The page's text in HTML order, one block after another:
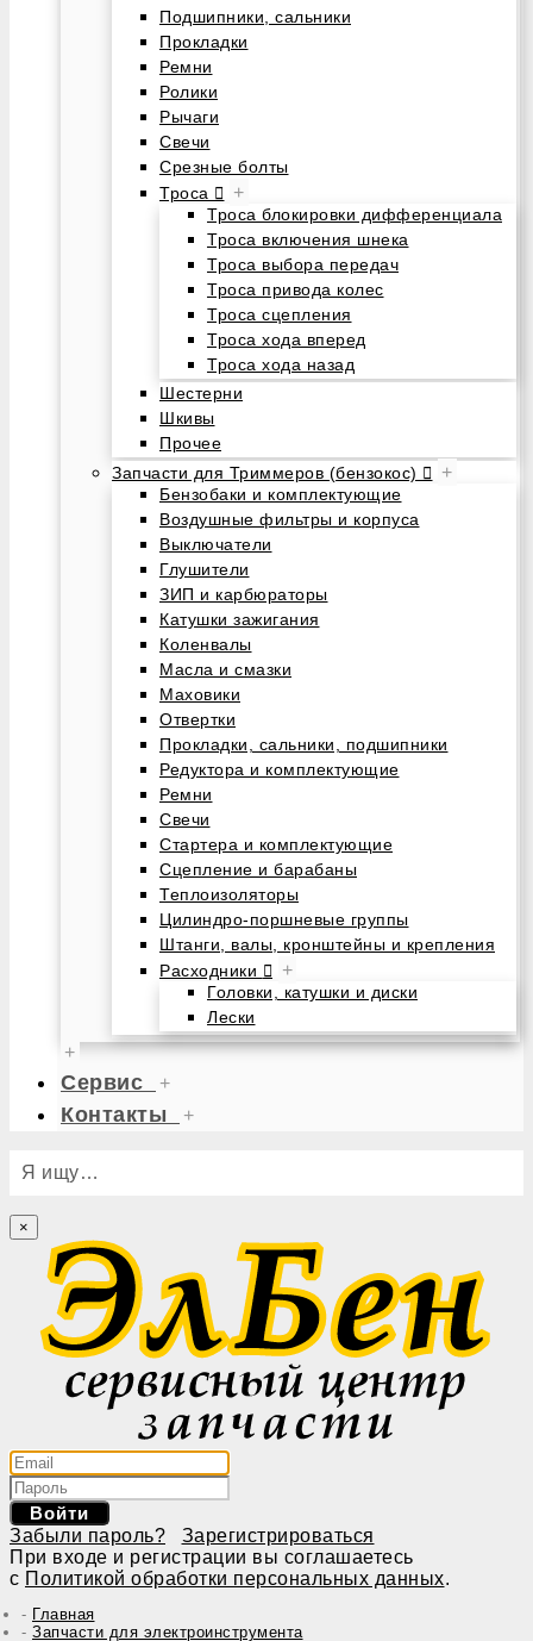
Подшипники, сальники
Прокладки
Ремни
Ролики
Рычаги
Свечи
Срезные болты
Троса
+
Троса блокировки дифференциала
Троса включения шнека
Троса выбора передач
Троса привода колес
Троса сцепления
Троса хода вперед
Троса хода назад
Шестерни
Шкивы
Прочее
Запчасти для Триммеров (бензокос)
+
Бензобаки и комплектующие
Воздушные фильтры и корпуса
Выключатели
Глушители
ЗИП и карбюраторы
Катушки зажигания
Коленвалы
Масла и смазки
Маховики
Отвертки
Прокладки, сальники, подшипники
Редуктора и комплектующие
Ремни
Свечи
Стартера и комплектующие
Сцепление и барабаны
Теплоизоляторы
Цилиндро-поршневые группы
Штанги, валы, кронштейны и крепления
Расходники
+
Головки, катушки и диски
Лески
+
Сервис +
Контакты +
Я ищу…
×
Войти
Забыли пароль?
Зарегистрироваться
При входе и регистрации вы соглашаетесь
с Политикой обработки персональных данных.
Главная
Запчасти для электроинструмента